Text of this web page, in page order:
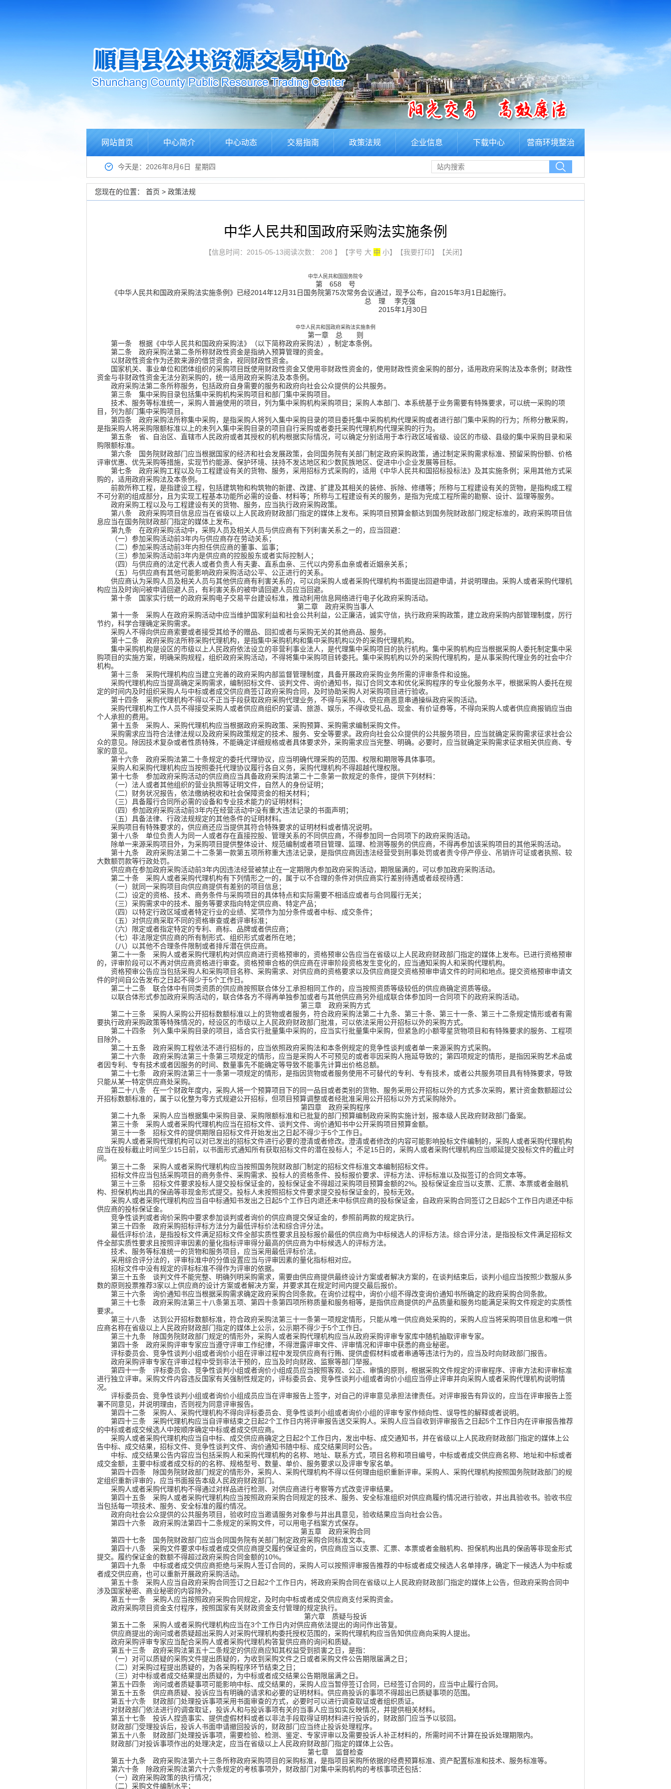
网站首页 中心简介 中心动态 交易指南 政策法规 企业信息 下载中心 营商环境整治
今天是：2026年8月6日 星期四
您现在的位置： 首页 > 政策法规
中华人民共和国政府采购法实施条例
【信息时间：2015-05-13阅读次数： 208 】【字号 大 中 小】 【我要打印】 【关闭】
中华人民共和国国务院令
第 658 号
《中华人民共和国政府采购法实施条例》已经2014年12月31日国务院第75次常务会议通过，现予公布，自2015年3月1日起施行。
总 理 李克强
2015年1月30日
中华人民共和国政府采购法实施条例
第一章 总 则
第一条 根据《中华人民共和国政府采购法》（以下简称政府采购法），制定本条例。
第二条 政府采购法第二条所称财政性资金是指纳入预算管理的资金。
以财政性资金作为还款来源的借贷资金，视同财政性资金。
国家机关、事业单位和团体组织的采购项目既使用财政性资金又使用非财政性资金的，使用财政性资金采购的部分，适用政府采购法及本条例；财政性
资金与非财政性资金无法分割采购的，统一适用政府采购法及本条例。
政府采购法第二条所称服务，包括政府自身需要的服务和政府向社会公众提供的公共服务。
第三条 集中采购目录包括集中采购机构采购项目和部门集中采购项目。
技术、服务等标准统一，采购人普遍使用的项目，列为集中采购机构采购项目；采购人本部门、本系统基于业务需要有特殊要求，可以统一采购的项
目，列为部门集中采购项目。
第四条 政府采购法所称集中采购，是指采购人将列入集中采购目录的项目委托集中采购机构代理采购或者进行部门集中采购的行为；所称分散采购，
是指采购人将采购限额标准以上的未列入集中采购目录的项目自行采购或者委托采购代理机构代理采购的行为。
第五条 省、自治区、直辖市人民政府或者其授权的机构根据实际情况，可以确定分别适用于本行政区域省级、设区的市级、县级的集中采购目录和采
购限额标准。
第六条 国务院财政部门应当根据国家的经济和社会发展政策，会同国务院有关部门制定政府采购政策，通过制定采购需求标准、预留采购份额、价格
评审优惠、优先采购等措施，实现节约能源、保护环境、扶持不发达地区和少数民族地区、促进中小企业发展等目标。
第七条 政府采购工程以及与工程建设有关的货物、服务，采用招标方式采购的，适用《中华人民共和国招标投标法》及其实施条例；采用其他方式采
购的，适用政府采购法及本条例。
前款所称工程，是指建设工程，包括建筑物和构筑物的新建、改建、扩建及其相关的装修、拆除、修缮等；所称与工程建设有关的货物，是指构成工程
不可分割的组成部分，且为实现工程基本功能所必需的设备、材料等；所称与工程建设有关的服务，是指为完成工程所需的勘察、设计、监理等服务。
政府采购工程以及与工程建设有关的货物、服务，应当执行政府采购政策。
第八条 政府采购项目信息应当在省级以上人民政府财政部门指定的媒体上发布。采购项目预算金额达到国务院财政部门规定标准的，政府采购项目信
息应当在国务院财政部门指定的媒体上发布。
第九条 在政府采购活动中，采购人员及相关人员与供应商有下列利害关系之一的，应当回避：
（一）参加采购活动前3年内与供应商存在劳动关系；
（二）参加采购活动前3年内担任供应商的董事、监事；
（三）参加采购活动前3年内是供应商的控股股东或者实际控制人；
（四）与供应商的法定代表人或者负责人有夫妻、直系血亲、三代以内旁系血亲或者近姻亲关系；
（五）与供应商有其他可能影响政府采购活动公平、公正进行的关系。
供应商认为采购人员及相关人员与其他供应商有利害关系的，可以向采购人或者采购代理机构书面提出回避申请，并说明理由。采购人或者采购代理机
构应当及时询问被申请回避人员，有利害关系的被申请回避人员应当回避。
第十条 国家实行统一的政府采购电子交易平台建设标准，推动利用信息网络进行电子化政府采购活动。
第二章 政府采购当事人
第十一条 采购人在政府采购活动中应当维护国家利益和社会公共利益，公正廉洁，诚实守信，执行政府采购政策，建立政府采购内部管理制度，厉行
节约，科学合理确定采购需求。
采购人不得向供应商索要或者接受其给予的赠品、回扣或者与采购无关的其他商品、服务。
第十二条 政府采购法所称采购代理机构，是指集中采购机构和集中采购机构以外的采购代理机构。
集中采购机构是设区的市级以上人民政府依法设立的非营利事业法人，是代理集中采购项目的执行机构。集中采购机构应当根据采购人委托制定集中采
购项目的实施方案，明确采购规程，组织政府采购活动，不得将集中采购项目转委托。集中采购机构以外的采购代理机构，是从事采购代理业务的社会中介
机构。
第十三条 采购代理机构应当建立完善的政府采购内部监督管理制度，具备开展政府采购业务所需的评审条件和设施。
采购代理机构应当提高确定采购需求，编制招标文件、谈判文件、询价通知书，拟订合同文本和优化采购程序的专业化服务水平，根据采购人委托在规
定的时间内及时组织采购人与中标或者成交供应商签订政府采购合同，及时协助采购人对采购项目进行验收。
第十四条 采购代理机构不得以不正当手段获取政府采购代理业务，不得与采购人、供应商恶意串通操纵政府采购活动。
采购代理机构工作人员不得接受采购人或者供应商组织的宴请、旅游、娱乐，不得收受礼品、现金、有价证券等，不得向采购人或者供应商报销应当由
个人承担的费用。
第十五条 采购人、采购代理机构应当根据政府采购政策、采购预算、采购需求编制采购文件。
采购需求应当符合法律法规以及政府采购政策规定的技术、服务、安全等要求。政府向社会公众提供的公共服务项目，应当就确定采购需求征求社会公
众的意见。除因技术复杂或者性质特殊，不能确定详细规格或者具体要求外，采购需求应当完整、明确。必要时，应当就确定采购需求征求相关供应商、专
家的意见。
第十六条 政府采购法第二十条规定的委托代理协议，应当明确代理采购的范围、权限和期限等具体事项。
采购人和采购代理机构应当按照委托代理协议履行各自义务，采购代理机构不得超越代理权限。
第十七条 参加政府采购活动的供应商应当具备政府采购法第二十二条第一款规定的条件，提供下列材料：
（一）法人或者其他组织的营业执照等证明文件，自然人的身份证明；
（二）财务状况报告，依法缴纳税收和社会保障资金的相关材料；
（三）具备履行合同所必需的设备和专业技术能力的证明材料；
（四）参加政府采购活动前3年内在经营活动中没有重大违法记录的书面声明；
（五）具备法律、行政法规规定的其他条件的证明材料。
采购项目有特殊要求的，供应商还应当提供其符合特殊要求的证明材料或者情况说明。
第十八条 单位负责人为同一人或者存在直接控股、管理关系的不同供应商，不得参加同一合同项下的政府采购活动。
除单一来源采购项目外，为采购项目提供整体设计、规范编制或者项目管理、监理、检测等服务的供应商，不得再参加该采购项目的其他采购活动。
第十九条 政府采购法第二十二条第一款第五项所称重大违法记录，是指供应商因违法经营受到刑事处罚或者责令停产停业、吊销许可证或者执照、较
大数额罚款等行政处罚。
供应商在参加政府采购活动前3年内因违法经营被禁止在一定期限内参加政府采购活动，期限届满的，可以参加政府采购活动。
第二十条 采购人或者采购代理机构有下列情形之一的，属于以不合理的条件对供应商实行差别待遇或者歧视待遇：
（一）就同一采购项目向供应商提供有差别的项目信息；
（二）设定的资格、技术、商务条件与采购项目的具体特点和实际需要不相适应或者与合同履行无关；
（三）采购需求中的技术、服务等要求指向特定供应商、特定产品；
（四）以特定行政区域或者特定行业的业绩、奖项作为加分条件或者中标、成交条件；
（五）对供应商采取不同的资格审查或者评审标准；
（六）限定或者指定特定的专利、商标、品牌或者供应商；
（七）非法限定供应商的所有制形式、组织形式或者所在地；
（八）以其他不合理条件限制或者排斥潜在供应商。
第二十一条 采购人或者采购代理机构对供应商进行资格预审的，资格预审公告应当在省级以上人民政府财政部门指定的媒体上发布。已进行资格预审
的，评审阶段可以不再对供应商资格进行审查。资格预审合格的供应商在评审阶段资格发生变化的，应当通知采购人和采购代理机构。
资格预审公告应当包括采购人和采购项目名称、采购需求、对供应商的资格要求以及供应商提交资格预审申请文件的时间和地点。提交资格预审申请文
件的时间自公告发布之日起不得少于5个工作日。
第二十二条 联合体中有同类资质的供应商按照联合体分工承担相同工作的，应当按照资质等级较低的供应商确定资质等级。
以联合体形式参加政府采购活动的，联合体各方不得再单独参加或者与其他供应商另外组成联合体参加同一合同项下的政府采购活动。
第三章 政府采购方式
第二十三条 采购人采购公开招标数额标准以上的货物或者服务，符合政府采购法第二十九条、第三十条、第三十一条、第三十二条规定情形或者有需
要执行政府采购政策等特殊情况的，经设区的市级以上人民政府财政部门批准，可以依法采用公开招标以外的采购方式。
第二十四条 列入集中采购目录的项目，适合实行批量集中采购的，应当实行批量集中采购，但紧急的小额零星货物项目和有特殊要求的服务、工程项
目除外。
第二十五条 政府采购工程依法不进行招标的，应当依照政府采购法和本条例规定的竞争性谈判或者单一来源采购方式采购。
第二十六条 政府采购法第三十条第三项规定的情形，应当是采购人不可预见的或者非因采购人拖延导致的；第四项规定的情形，是指因采购艺术品或
者因专利、专有技术或者因服务的时间、数量事先不能确定等导致不能事先计算出价格总额。
第二十七条 政府采购法第三十一条第一项规定的情形，是指因货物或者服务使用不可替代的专利、专有技术，或者公共服务项目具有特殊要求，导致
只能从某一特定供应商处采购。
第二十八条 在一个财政年度内，采购人将一个预算项目下的同一品目或者类别的货物、服务采用公开招标以外的方式多次采购，累计资金数额超过公
开招标数额标准的，属于以化整为零方式规避公开招标，但项目预算调整或者经批准采用公开招标以外方式采购除外。
第四章 政府采购程序
第二十九条 采购人应当根据集中采购目录、采购限额标准和已批复的部门预算编制政府采购实施计划，报本级人民政府财政部门备案。
第三十条 采购人或者采购代理机构应当在招标文件、谈判文件、询价通知书中公开采购项目预算金额。
第三十一条 招标文件的提供期限自招标文件开始发出之日起不得少于5个工作日。
采购人或者采购代理机构可以对已发出的招标文件进行必要的澄清或者修改。澄清或者修改的内容可能影响投标文件编制的，采购人或者采购代理机构
应当在投标截止时间至少15日前，以书面形式通知所有获取招标文件的潜在投标人；不足15日的，采购人或者采购代理机构应当顺延提交投标文件的截止时
间。
第三十二条 采购人或者采购代理机构应当按照国务院财政部门制定的招标文件标准文本编制招标文件。
招标文件应当包括采购项目的商务条件、采购需求、投标人的资格条件、投标报价要求、评标方法、评标标准以及拟签订的合同文本等。
第三十三条 招标文件要求投标人提交投标保证金的，投标保证金不得超过采购项目预算金额的2%。投标保证金应当以支票、汇票、本票或者金融机
构、担保机构出具的保函等非现金形式提交。投标人未按照招标文件要求提交投标保证金的，投标无效。
采购人或者采购代理机构应当自中标通知书发出之日起5个工作日内退还未中标供应商的投标保证金，自政府采购合同签订之日起5个工作日内退还中标
供应商的投标保证金。
竞争性谈判或者询价采购中要求参加谈判或者询价的供应商提交保证金的，参照前两款的规定执行。
第三十四条 政府采购招标评标方法分为最低评标价法和综合评分法。
最低评标价法，是指投标文件满足招标文件全部实质性要求且投标报价最低的供应商为中标候选人的评标方法。综合评分法，是指投标文件满足招标文
件全部实质性要求且按照评审因素的量化指标评审得分最高的供应商为中标候选人的评标方法。
技术、服务等标准统一的货物和服务项目，应当采用最低评标价法。
采用综合评分法的，评审标准中的分值设置应当与评审因素的量化指标相对应。
招标文件中没有规定的评标标准不得作为评审的依据。
第三十五条 谈判文件不能完整、明确列明采购需求，需要由供应商提供最终设计方案或者解决方案的，在谈判结束后，谈判小组应当按照少数服从多
数的原则投票推荐3家以上供应商的设计方案或者解决方案，并要求其在规定时间内提交最后报价。
第三十六条 询价通知书应当根据采购需求确定政府采购合同条款。在询价过程中，询价小组不得改变询价通知书所确定的政府采购合同条款。
第三十七条 政府采购法第三十八条第五项、第四十条第四项所称质量和服务相等，是指供应商提供的产品质量和服务均能满足采购文件规定的实质性
要求。
第三十八条 达到公开招标数额标准，符合政府采购法第三十一条第一项规定情形，只能从唯一供应商处采购的，采购人应当将采购项目信息和唯一供
应商名称在省级以上人民政府财政部门指定的媒体上公示，公示期不得少于5个工作日。
第三十九条 除国务院财政部门规定的情形外，采购人或者采购代理机构应当从政府采购评审专家库中随机抽取评审专家。
第四十条 政府采购评审专家应当遵守评审工作纪律，不得泄露评审文件、评审情况和评审中获悉的商业秘密。
评标委员会、竞争性谈判小组或者询价小组在评审过程中发现供应商有行贿、提供虚假材料或者串通等违法行为的，应当及时向财政部门报告。
政府采购评审专家在评审过程中受到非法干预的，应当及时向财政、监察等部门举报。
第四十一条 评标委员会、竞争性谈判小组或者询价小组成员应当按照客观、公正、审慎的原则，根据采购文件规定的评审程序、评审方法和评审标准
进行独立评审。采购文件内容违反国家有关强制性规定的，评标委员会、竞争性谈判小组或者询价小组应当停止评审并向采购人或者采购代理机构说明情
况。
评标委员会、竞争性谈判小组或者询价小组成员应当在评审报告上签字，对自己的评审意见承担法律责任。对评审报告有异议的，应当在评审报告上签
署不同意见，并说明理由，否则视为同意评审报告。
第四十二条 采购人、采购代理机构不得向评标委员会、竞争性谈判小组或者询价小组的评审专家作倾向性、误导性的解释或者说明。
第四十三条 采购代理机构应当自评审结束之日起2个工作日内将评审报告送交采购人。采购人应当自收到评审报告之日起5个工作日内在评审报告推荐
的中标或者成交候选人中按顺序确定中标或者成交供应商。
采购人或者采购代理机构应当自中标、成交供应商确定之日起2个工作日内，发出中标、成交通知书，并在省级以上人民政府财政部门指定的媒体上公
告中标、成交结果，招标文件、竞争性谈判文件、询价通知书随中标、成交结果同时公告。
中标、成交结果公告内容应当包括采购人和采购代理机构的名称、地址、联系方式，项目名称和项目编号，中标或者成交供应商名称、地址和中标或者
成交金额，主要中标或者成交标的的名称、规格型号、数量、单价、服务要求以及评审专家名单。
第四十四条 除国务院财政部门规定的情形外，采购人、采购代理机构不得以任何理由组织重新评审。采购人、采购代理机构按照国务院财政部门的规
定组织重新评审的，应当书面报告本级人民政府财政部门。
采购人或者采购代理机构不得通过对样品进行检测、对供应商进行考察等方式改变评审结果。
第四十五条 采购人或者采购代理机构应当按照政府采购合同规定的技术、服务、安全标准组织对供应商履约情况进行验收，并出具验收书。验收书应
当包括每一项技术、服务、安全标准的履约情况。
政府向社会公众提供的公共服务项目，验收时应当邀请服务对象参与并出具意见，验收结果应当向社会公告。
第四十六条 政府采购法第四十二条规定的采购文件，可以用电子档案方式保存。
第五章 政府采购合同
第四十七条 国务院财政部门应当会同国务院有关部门制定政府采购合同标准文本。
第四十八条 采购文件要求中标或者成交供应商提交履约保证金的，供应商应当以支票、汇票、本票或者金融机构、担保机构出具的保函等非现金形式
提交。履约保证金的数额不得超过政府采购合同金额的10%。
第四十九条 中标或者成交供应商拒绝与采购人签订合同的，采购人可以按照评审报告推荐的中标或者成交候选人名单排序，确定下一候选人为中标或
者成交供应商，也可以重新开展政府采购活动。
第五十条 采购人应当自政府采购合同签订之日起2个工作日内，将政府采购合同在省级以上人民政府财政部门指定的媒体上公告，但政府采购合同中
涉及国家秘密、商业秘密的内容除外。
第五十一条 采购人应当按照政府采购合同规定，及时向中标或者成交供应商支付采购资金。
政府采购项目资金支付程序，按照国家有关财政资金支付管理的规定执行。
第六章 质疑与投诉
第五十二条 采购人或者采购代理机构应当在3个工作日内对供应商依法提出的询问作出答复。
供应商提出的询问或者质疑超出采购人对采购代理机构委托授权范围的，采购代理机构应当告知供应商向采购人提出。
政府采购评审专家应当配合采购人或者采购代理机构答复供应商的询问和质疑。
第五十三条 政府采购法第五十二条规定的供应商应知其权益受到损害之日，是指：
（一）对可以质疑的采购文件提出质疑的，为收到采购文件之日或者采购文件公告期限届满之日；
（二）对采购过程提出质疑的，为各采购程序环节结束之日；
（三）对中标或者成交结果提出质疑的，为中标或者成交结果公告期限届满之日。
第五十四条 询问或者质疑事项可能影响中标、成交结果的，采购人应当暂停签订合同，已经签订合同的，应当中止履行合同。
第五十五条 供应商质疑、投诉应当有明确的请求和必要的证明材料。供应商投诉的事项不得超出已质疑事项的范围。
第五十六条 财政部门处理投诉事项采用书面审查的方式，必要时可以进行调查取证或者组织质证。
对财政部门依法进行的调查取证，投诉人和与投诉事项有关的当事人应当如实反映情况，并提供相关材料。
第五十七条 投诉人捏造事实、提供虚假材料或者以非法手段取得证明材料进行投诉的，财政部门应当予以驳回。
财政部门受理投诉后，投诉人书面申请撤回投诉的，财政部门应当终止投诉处理程序。
第五十八条 财政部门处理投诉事项，需要检验、检测、鉴定、专家评审以及需要投诉人补正材料的，所需时间不计算在投诉处理期限内。
财政部门对投诉事项作出的处理决定，应当在省级以上人民政府财政部门指定的媒体上公告。
第七章 监督检查
第五十九条 政府采购法第六十三条所称政府采购项目的采购标准，是指项目采购所依据的经费预算标准、资产配置标准和技术、服务标准等。
第六十条 除政府采购法第六十六条规定的考核事项外，财政部门对集中采购机构的考核事项还包括：
（一）政府采购政策的执行情况；
（二）采购文件编制水平；